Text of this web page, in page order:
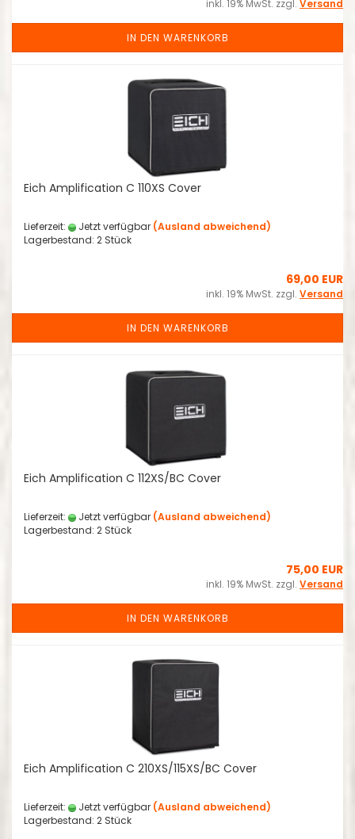
inkl. 19% MwSt. zzgl. Versand
IN DEN WARENKORB
Eich Amplification C 110XS Cover
Lieferzeit: Jetzt verfügbar (Ausland abweichend)
Lagerbestand: 2 Stück
69,00 EUR
inkl. 19% MwSt. zzgl. Versand
IN DEN WARENKORB
Eich Amplification C 112XS/BC Cover
Lieferzeit: Jetzt verfügbar (Ausland abweichend)
Lagerbestand: 2 Stück
75,00 EUR
inkl. 19% MwSt. zzgl. Versand
IN DEN WARENKORB
Eich Amplification C 210XS/115XS/BC Cover
Lieferzeit: Jetzt verfügbar (Ausland abweichend)
Lagerbestand: 2 Stück